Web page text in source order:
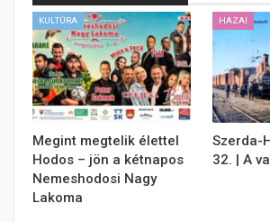
KULTÚRA
Megint megtelik élettel
Hodos – jön a kétnapos
Nemeshodosi Nagy
Lakoma
HAZAI
Szerda-
32. | A